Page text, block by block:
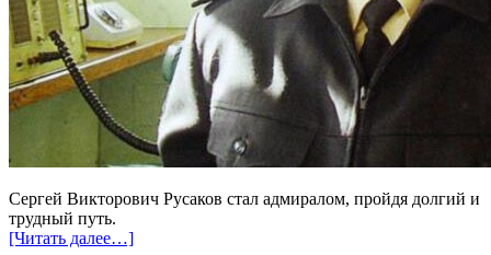
Сергей Викторович Русаков стал адмиралом, пройдя долгий и
трудный путь.
[Читать далее…]